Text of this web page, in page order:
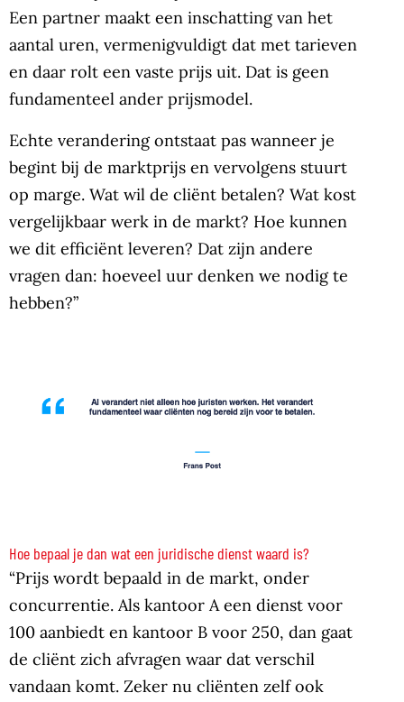
Een partner maakt een inschatting van het
aantal uren, vermenigvuldigt dat met tarieven
en daar rolt een vaste prijs uit. Dat is geen
fundamenteel ander prijsmodel.
Echte verandering ontstaat pas wanneer je
begint bij de marktprijs en vervolgens stuurt
op marge. Wat wil de cliënt betalen? Wat kost
vergelijkbaar werk in de markt? Hoe kunnen
we dit efficiënt leveren? Dat zijn andere
vragen dan: hoeveel uur denken we nodig te
hebben?”
Hoe bepaal je dan wat een juridische dienst waard is?
“Prijs wordt bepaald in de markt, onder
concurrentie. Als kantoor A een dienst voor
100 aanbiedt en kantoor B voor 250, dan gaat
de cliënt zich afvragen waar dat verschil
vandaan komt. Zeker nu cliënten zelf ook